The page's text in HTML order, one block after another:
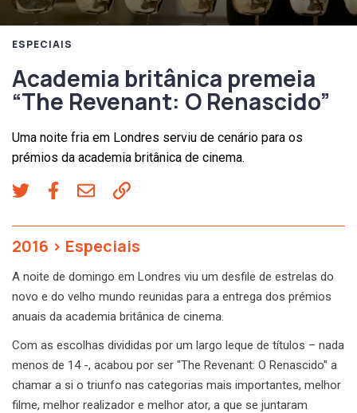
ESPECIAIS
Academia britânica premeia
“The Revenant: O Renascido”
Uma noite fria em Londres serviu de cenário para os
prémios da academia britânica de cinema.
2016 > Especiais
A noite de domingo em Londres viu um desfile de estrelas do
novo e do velho mundo reunidas para a entrega dos prémios
anuais da academia britânica de cinema.
Com as escolhas divididas por um largo leque de títulos – nada
menos de 14 -, acabou por ser "The Revenant: O Renascido" a
chamar a si o triunfo nas categorias mais importantes, melhor
filme, melhor realizador e melhor ator, a que se juntaram